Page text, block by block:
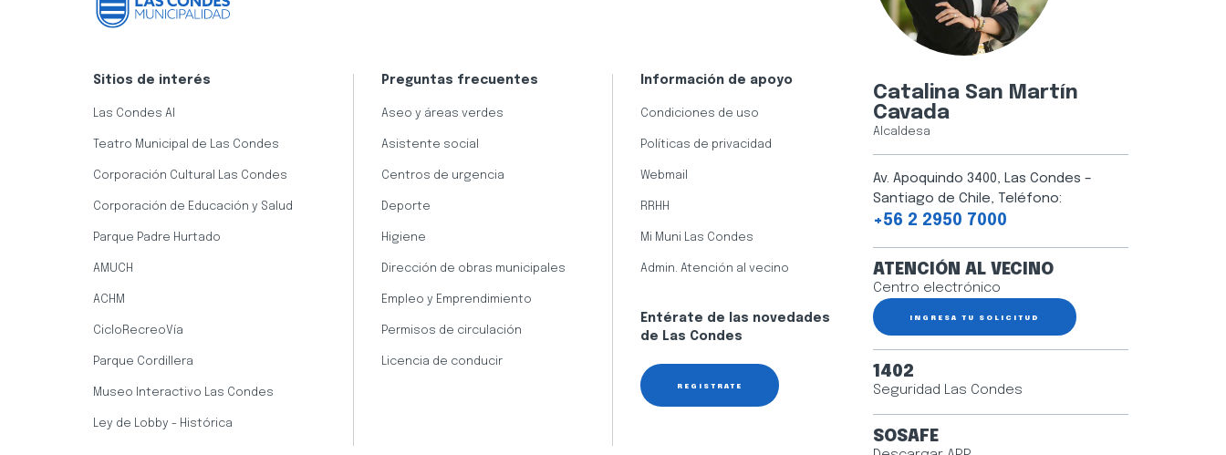
Sitios de interés
Las Condes AI
Teatro Municipal de Las Condes
Corporación Cultural Las Condes
Corporación de Educación y Salud
Parque Padre Hurtado
AMUCH
ACHM
CicloRecreoVía
Parque Cordillera
Museo Interactivo Las Condes
Ley de Lobby - Histórica
Preguntas frecuentes
Aseo y áreas verdes
Asistente social
Centros de urgencia
Deporte
Higiene
Dirección de obras municipales
Empleo y Emprendimiento
Permisos de circulación
Licencia de conducir
Información de apoyo
Condiciones de uso
Políticas de privacidad
Webmail
RRHH
Mi Muni Las Condes
Admin. Atención al vecino
Entérate de las novedades
de Las Condes
REGÍSTRATE
Catalina San Martín
Cavada
Alcaldesa
Av. Apoquindo 3400, Las Condes –
Santiago de Chile, Teléfono:
+56 2 2950 7000
ATENCIÓN AL VECINO
Centro electrónico
INGRESA TU SOLICITUD
1402
Seguridad Las Condes
SOSAFE